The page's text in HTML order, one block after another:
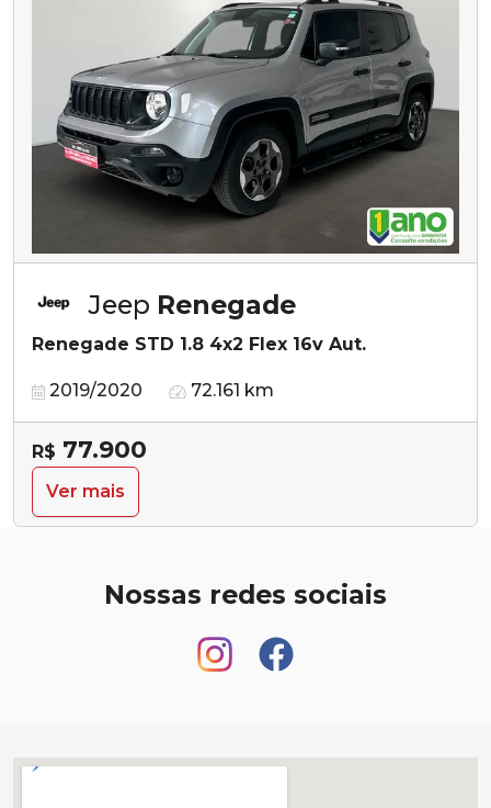
Jeep Renegade
Renegade STD 1.8 4x2 Flex 16v Aut.
2019/2020 72.161 km
R$ 77.900
Ver mais
Nossas redes sociais